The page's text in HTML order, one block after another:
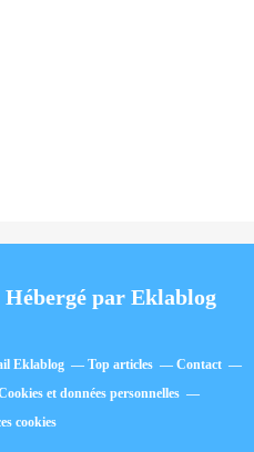
par Eklablog
Eklablog Top articles
Contact
et données personnelles
cookies